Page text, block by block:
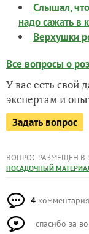
Слышал,
надо сажать в
Верхушки
Все вопросы о
У вас есть свой
экспертам и
Задать вопрос
ВОПРОС РАЗМЕЩЕН В
ПОСАДОЧНЫЙ
4 комментария
спасибо за